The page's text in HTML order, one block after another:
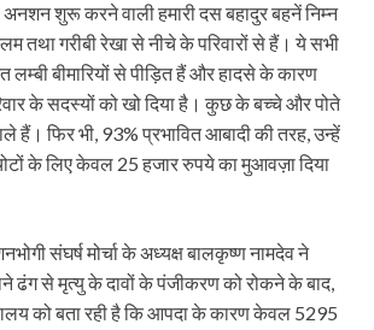
शुरू करने वाली हमारी दस बहादुर बहनें निम्न
तथा गरीबी रेखा से नीचे के परिवारों से हैं। ये सभी
बीमारियों से पीड़ित हैं और हादसे के कारण
के सदस्यों को खो दिया है। कुछ के बच्चे और पोते
हैं। फिर भी, 93% प्रभावित आबादी की तरह, उन्हें
के लिए केवल 25 हजार रुपये का मुआवज़ा दिया
संघर्ष मोर्चा के अध्यक्ष बालकृष्ण नामदेव ने
ढंग से मृत्यु के दावों के पंजीकरण को रोकने के बाद,
को बता रही है कि आपदा के कारण केवल 5295